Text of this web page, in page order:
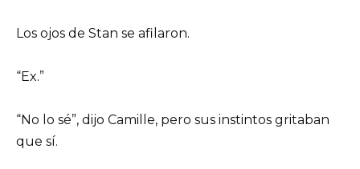
Los ojos de Stan se afilaron.
“Ex.”
“No lo sé”, dijo Camille, pero sus instintos gritaban
que sí.